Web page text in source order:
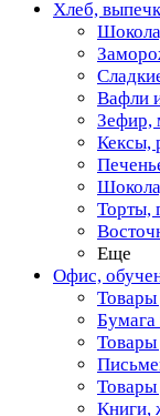
Хлеб,
Вафли
Зефир,
Кексы,
Торты,
Еще
Офис,
Товары
Товары
Книги,